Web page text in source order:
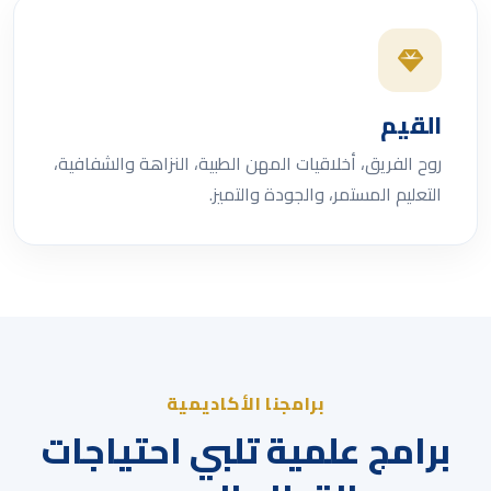
القيم
روح الفريق، أخلاقيات المهن الطبية، النزاهة والشفافية،
التعليم المستمر، والجودة والتميز.
برامجنا الأكاديمية
برامج علمية تلبي احتياجات